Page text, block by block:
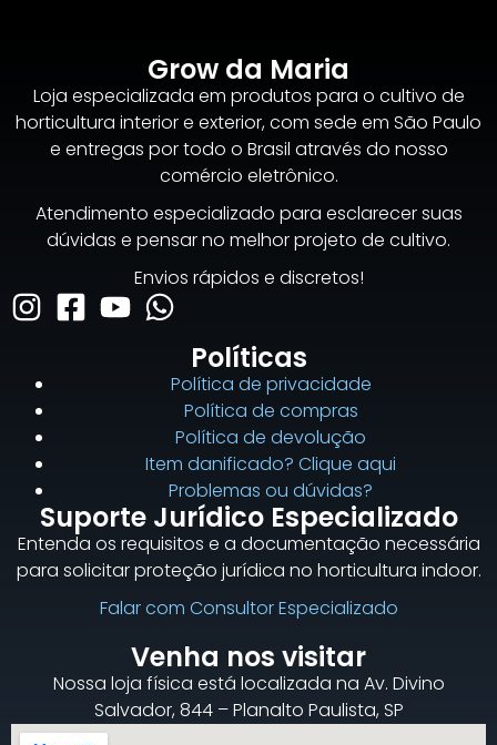
Grow da Maria
Loja especializada em produtos para o cultivo de
horticultura interior e exterior, com sede em São Paulo
e entregas por todo o Brasil através do nosso
comércio eletrônico.
Atendimento especializado para esclarecer suas
dúvidas e pensar no melhor projeto de cultivo.
Envios rápidos e discretos!
Políticas
Política de privacidade
Política de compras
Política de devolução
Item danificado? Clique aqui
Problemas ou dúvidas?
Suporte Jurídico Especializado
Entenda os requisitos e a documentação necessária
para solicitar proteção jurídica no horticultura indoor.
Falar com Consultor Especializado
Venha nos visitar
Nossa loja física está localizada na Av. Divino
Salvador, 844 – Planalto Paulista, SP